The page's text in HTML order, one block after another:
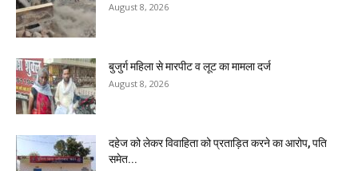
August 8, 2026
बुजुर्ग महिला से मारपीट व लूट का मामला दर्ज
August 8, 2026
दहेज को लेकर विवाहिता को प्रताड़ित करने का आरोप, पति
समेत...